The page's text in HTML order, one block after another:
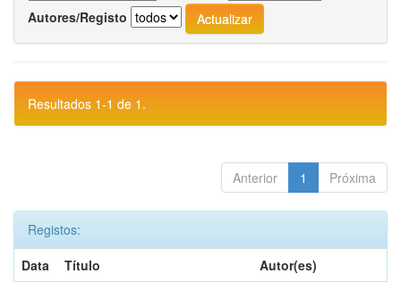
Autores/Registo
Resultados 1-1 de 1.
Anterior 1 Próxima
Registos:
Data
Título
Autor(es)